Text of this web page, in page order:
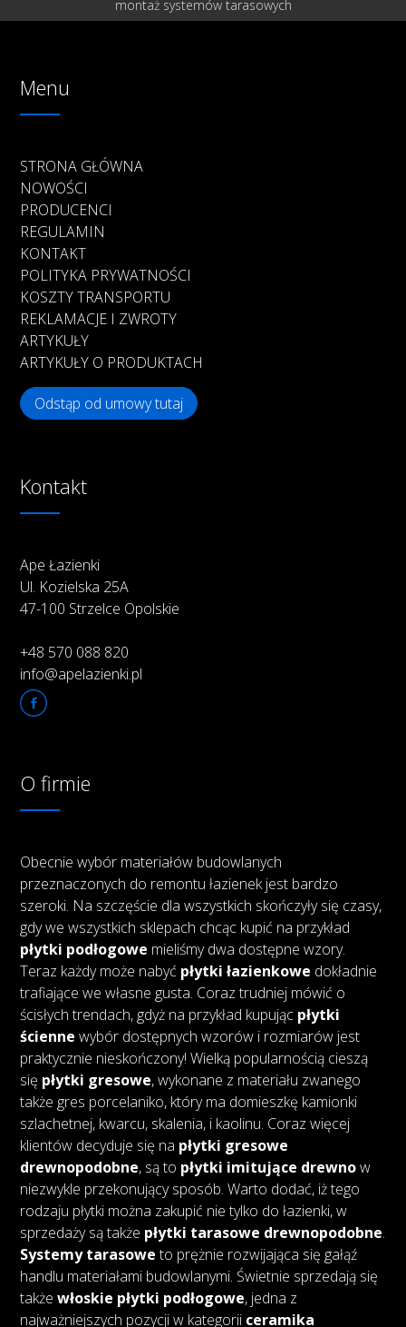
montaż systemów tarasowych
Menu
STRONA GŁÓWNA
NOWOŚCI
PRODUCENCI
REGULAMIN
KONTAKT
POLITYKA PRYWATNOŚCI
KOSZTY TRANSPORTU
REKLAMACJE I ZWROTY
ARTYKUŁY
ARTYKUŁY O PRODUKTACH
Odstąp od umowy tutaj
Kontakt
Ape Łazienki
Ul. Kozielska 25A
47-100 Strzelce Opolskie
+48 570 088 820
info@apelazienki.pl
O firmie
Obecnie wybór materiałów budowlanych
przeznaczonych do remontu łazienek jest bardzo
szeroki. Na szczęście dla wszystkich skończyły się czasy,
gdy we wszystkich sklepach chcąc kupić na przykład
płytki podłogowe mieliśmy dwa dostępne wzory.
Teraz każdy może nabyć płytki łazienkowe dokładnie
trafiające we własne gusta. Coraz trudniej mówić o
ścisłych trendach, gdyż na przykład kupując płytki
ścienne wybór dostępnych wzorów i rozmiarów jest
praktycznie nieskończony! Wielką popularnością cieszą
się płytki gresowe, wykonane z materiału zwanego
także gres porcelaniko, który ma domieszkę kamionki
szlachetnej, kwarcu, skalenia, i kaolinu. Coraz więcej
klientów decyduje się na płytki gresowe
drewnopodobne, są to płytki imitujące drewnow
niezwykle przekonujący sposób. Warto dodać, iż tego
rodzaju płytki można zakupić nie tylko do łazienki, w
sprzedaży są także płytki tarasowe drewnopodobne.
Systemy tarasoweto prężnie rozwijająca się gałąź
handlu materiałami budowlanymi. Świetnie sprzedają się
takżewłoskie płytki podłogowe, jedna z
najważniejszych pozycji w kategorii ceramika